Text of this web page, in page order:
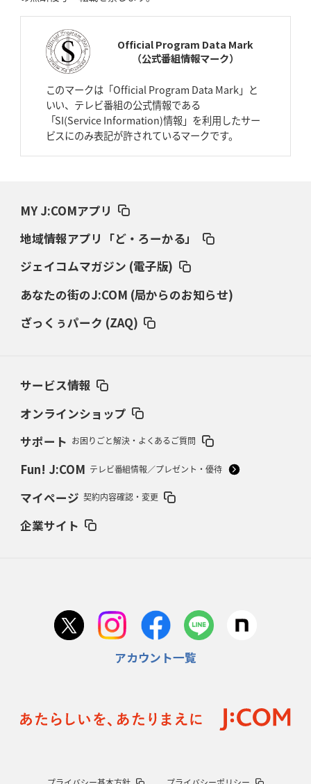
2026年4月9日(木)更新
スティーラーズ、名門復活の足音
2026年4月2日(木)更新
2026年3月26日(木)更新
AZ-COM丸和、リーグワンへ参入決定 「フィールド丸ごと計測機器」の
ダイナボアーズ、“逆輸入SO”三宅駿
「ニュージーランドのフレア（閃
2026年3月5日(木)更新
2026年2月19日(木)更新
37年女子W杯招致への課題と期待
2026年2月12日(木)更新
2026年2月5日(木)更新
占い方
首位スピアーズ、充実の攻撃力 「湧き出る」パスでトライ量産
2026年1月8日(木)更新
ルディケ「15番はゲームドライバ
2025年12月25日(木)更新
Official Program Data Mark
（公式番組情報マーク）
このマークは「Official Program Data Mark」と
いい、テレビ番組の公式情報である
「SI(Service Information)情報」を利用したサー
ビスにのみ表記が許されているマークです。
MY J:COMアプリ
地域情報アプリ「ど・ろーかる」
ジェイコムマガジン (電子版)
あなたの街のJ:COM (局からのお知らせ)
ざっくぅパーク (ZAQ)
サービス情報
オンラインショップ
サポート お困りごと解決・よくあるご質問
Fun! J:COM テレビ番組情報／プレゼント・優待
マイページ 契約内容確認・変更
企業サイト
アカウント一覧